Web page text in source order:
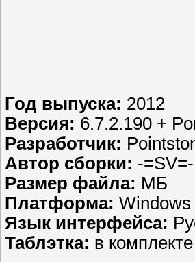
Год выпуска: 2012
Версия: 6.7.2.190 +
Разработчик:
Автор сборки: -=SV=-
Размер файла: МБ
Платформа: Windows
Язык интерфейса:
Таблэтка: в комплекте